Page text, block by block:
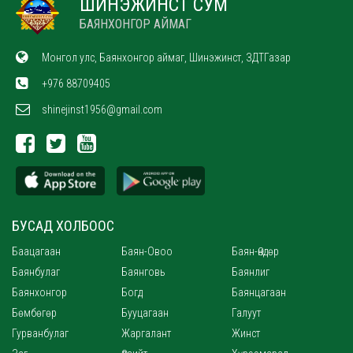
ШИНЭЖИНСТ СУМ
БАЯНХОНГОР АЙМАГ
Монгол улс, Баянхонгор аймаг, Шинэжинст, ЗДТГазар
+976 88709405
shinejinst1956@gmail.com
БУСАД ХОЛБООС
Баацагаан Баян-Овоо
Баян-Өндөр
Баянбулаг
Баянговь
Баянлиг
Баянхонгор
Богд
Баянцагаан
Бөмбөгөр
Бууцагаан
Галуут
Гурванбулаг
Жаргалант
Жинст